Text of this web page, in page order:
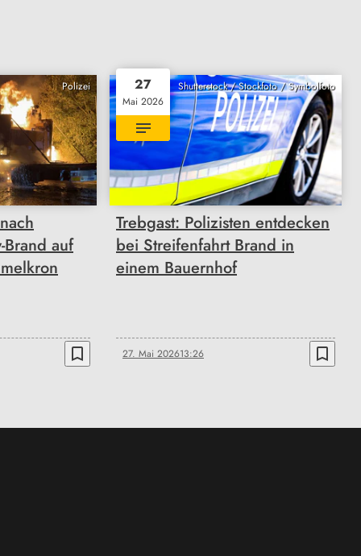
Polizei
auf
bookmark_border
Shutterstock / Stockfoto / Symbolfoto
27
Mai 2026
Trebgast: Polizisten entdecken
bei Streifenfahrt Brand in
einem Bauernhof
27. Mai 202613:26 bookmark_border